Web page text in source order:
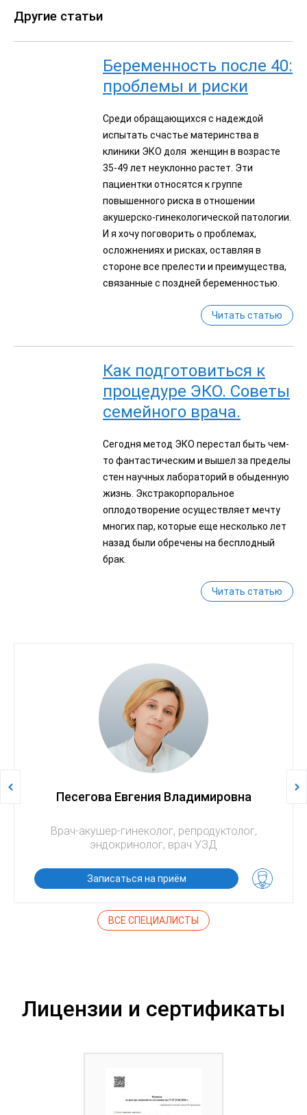
Другие статьи
Беременность после 40:
проблемы и риски
Среди обращающихся с надеждой
испытать счастье материнства в
клиники ЭКО доля женщин в возрасте
35-49 лет неуклонно растет. Эти
пациентки относятся к группе
повышенного риска в отношении
акушерско-гинекологической патологии.
И я хочу поговорить о проблемах,
осложнениях и рисках, оставляя в
стороне все прелести и преимущества,
связанные с поздней беременностью.
Читать статью
Как подготовиться к
процедуре ЭКО. Советы
семейного врача.
Сегодня метод ЭКО перестал быть чем-
то фантастическим и вышел за пределы
стен научных лабораторий в обыденную
жизнь. Экстракорпоральное
оплодотворение осуществляет мечту
многих пар, которые еще несколько лет
назад были обречены на бесплодный
брак.
Читать статью
Песегова Евгения Владимировна
Врач-акушер-гинеколог, репродуктолог,
эндокринолог, врач УЗД
Записаться на приём
ВСЕ СПЕЦИАЛИСТЫ
Лицензии и сертификаты